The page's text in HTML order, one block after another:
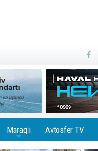
Maraqlı Avtosfer TV